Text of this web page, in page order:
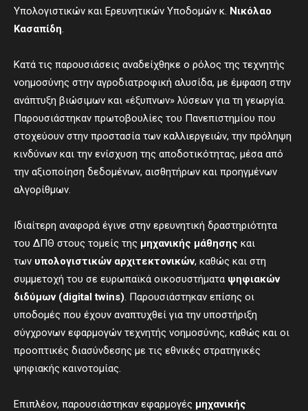
Υπολογιστικών και Ερευνητικών Υποδομών κ. Νικόλαο
Κασαπίδη.
Κατά τις παρουσιάσεις αναδείχθηκε ο ρόλος της τεχνητής
νοημοσύνης στην αγροδιατροφική αλυσίδα, με έμφαση στην
ανάπτυξη βιώσιμων και «έξυπνων» λύσεων για τη γεωργία.
Παρουσιάστηκαν πρωτοβουλίες του Πανεπιστημίου που
στοχεύουν στην προστασία των καλλιεργειών, την πρόληψη
κινδύνων και την ενίσχυση της αποδοτικότητας, μέσα από
την αξιοποίηση δεδομένων, αισθητήρων και προηγμένων
αλγορίθμων.
Ιδιαίτερη αναφορά έγινε στην ερευνητική δραστηριότητα
του ΔΠΘ στους τομείς της μηχανικής μάθησης και
των υπολογιστικών αρχιτεκτονικών, καθώς και στη
συμμετοχή του σε ευρωπαϊκά οικοσυστήματα ψηφιακών
διδύμων (digital twins). Παρουσιάστηκαν επίσης οι
υποδομές που έχουν αναπτυχθεί για την υποστήριξη
σύγχρονων εφαρμογών τεχνητής νοημοσύνης, καθώς και οι
προοπτικές διασύνδεσης με τις εθνικές στρατηγικές
ψηφιακής καινοτομίας.
Επιπλέον, παρουσιάστηκαν εφαρμογές μηχανικής